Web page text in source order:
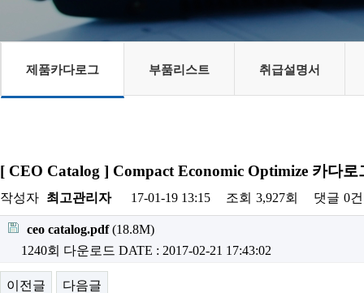
제품카다로그 부품리스트 취급설명서
[ CEO Catalog ] Compact Economic Optimize 카다로
작성자 최고관리자 17-01-19 13:15 조회 3,927회 댓글 0건
ceo catalog.pdf(18.8M)
1240회 다운로드 DATE : 2017-02-21 17:43:02
이전글 다음글